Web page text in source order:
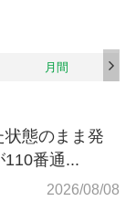
月間
状態のまま発
番通...
2026/08/08